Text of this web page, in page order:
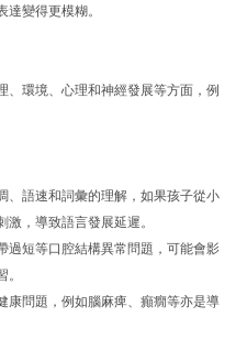
變得更模糊。
、環境、心理和神經發展等方面，例
、語速和詞彙的理解，如果孩子從小
，導致語言發展延遲。
過短等口腔結構異常問題，可能會影
康問題，例如腦麻痺、癲癇等亦是導